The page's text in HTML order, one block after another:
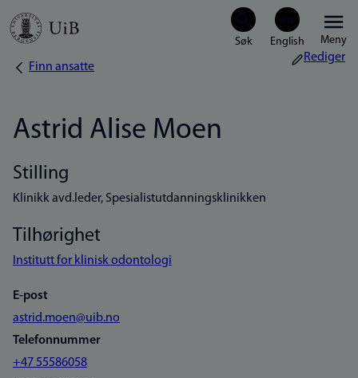
Hopp
Meny
Navigasjonssti
Finn ansatte
Rediger
Astrid Alise Moen
Stilling
Klinikk avd.leder, Spesialistutdanningsklinikken
Tilhørighet
Institutt for klinisk odontologi
E-post
astrid.moen@uib.no
Telefonnummer
+47 55586058